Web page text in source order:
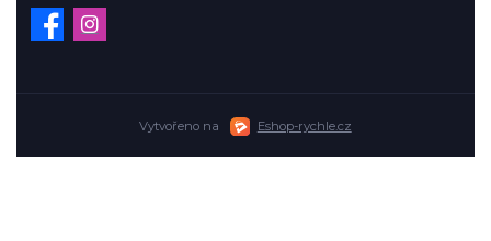
Vytvořeno na Eshop-rychle.cz